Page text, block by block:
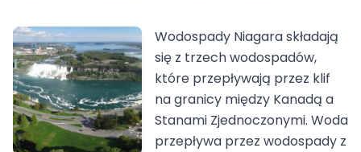
Wodospady Niagara składają
się z trzech wodospadów,
które przepływają przez klif
na granicy między Kanadą a
Stanami Zjednoczonymi. Woda
przepływa przez wodospady z